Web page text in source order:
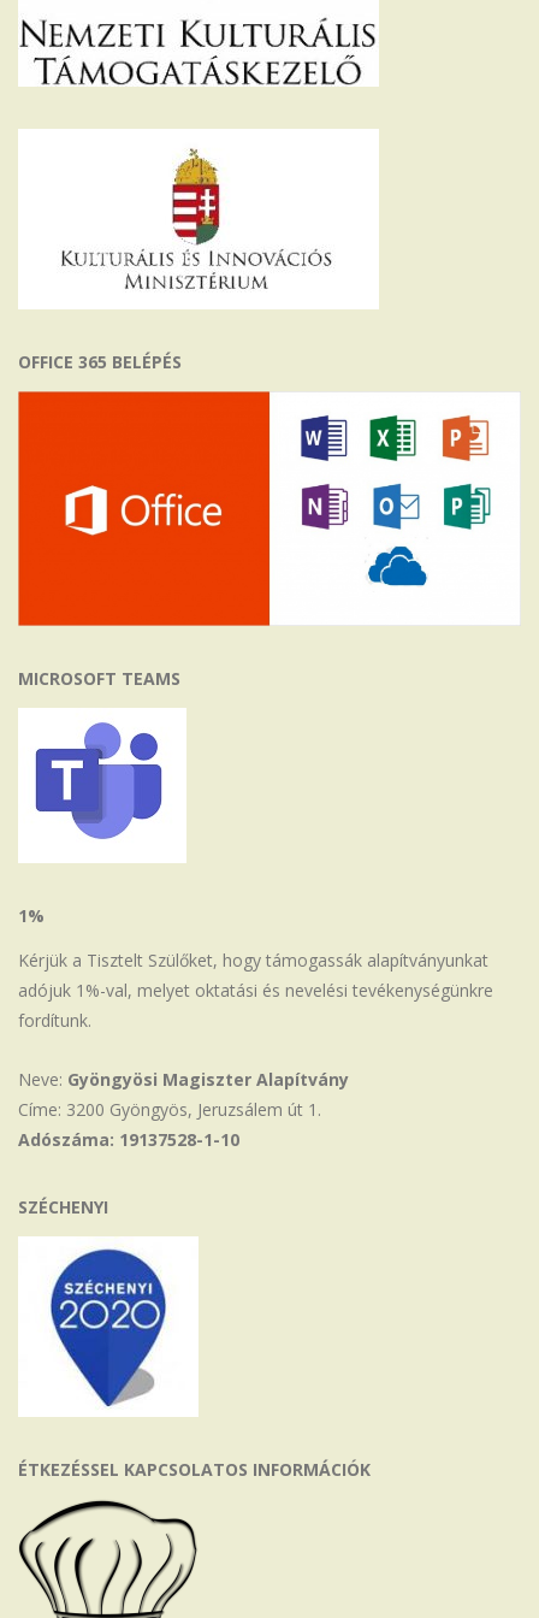
OFFICE 365 BELÉPÉS
MICROSOFT TEAMS
1%
Kérjük a Tisztelt Szülőket, hogy támogassák alapítványunkat
adójuk 1%-val, melyet oktatási és nevelési tevékenységünkre
fordítunk.
Neve: Gyöngyösi Magiszter Alapítvány
Címe: 3200 Gyöngyös, Jeruzsálem út 1.
Adószáma: 19137528-1-10
SZÉCHENYI
ÉTKEZÉSSEL KAPCSOLATOS INFORMÁCIÓK